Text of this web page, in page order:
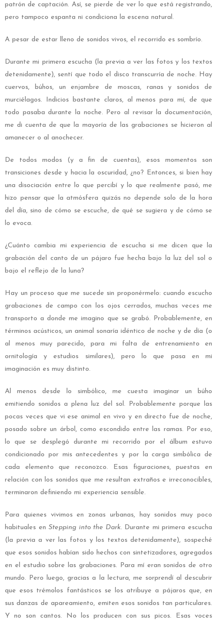
patrón de captación. Así, se pierde de ver lo que está registrando,
pero tampoco espanta ni condiciona la escena natural.
A pesar de estar lleno de sonidos vivos, el recorrido es sombrío.
Durante mi primera escucha (la previa a ver las fotos y los textos
detenidamente), sentí que todo el disco transcurría de noche. Hay
cuervos, búhos, un enjambre de moscas, ranas y sonidos de
murciélagos. Indicios bastante claros, al menos para mí, de que
todo pasaba durante la noche. Pero al revisar la documentación,
me di cuenta de que la mayoría de las grabaciones se hicieron al
amanecer o al anochecer.
De todos modos (y a fin de cuentas), esos momentos son
transiciones desde y hacia la oscuridad, ¿no? Entonces, si bien hay
una disociación entre lo que percibí y lo que realmente pasó, me
hizo pensar que la atmósfera quizás no depende solo de la hora
del día, sino de cómo se escuche, de qué se sugiera y de cómo se
lo evoca.
¿Cuánto cambia mi experiencia de escucha si me dicen que la
grabación del canto de un pájaro fue hecha bajo la luz del sol o
bajo el reflejo de la luna?
Hay un proceso que me sucede sin proponérmelo: cuando escucho
grabaciones de campo con los ojos cerrados, muchas veces me
transporto a donde me imagino que se grabó. Probablemente, en
términos acústicos, un animal sonaría idéntico de noche y de día (o
al menos muy parecido, para mi falta de entrenamiento en
ornitología y estudios similares), pero lo que pasa en mi
imaginación es muy distinto.
Al menos desde lo simbólico, me cuesta imaginar un búho
emitiendo sonidos a plena luz del sol. Probablemente porque las
pocas veces que vi ese animal en vivo y en directo fue de noche,
posado sobre un árbol, como escondido entre las ramas. Por eso,
lo que se desplegó durante mi recorrido por el álbum estuvo
condicionado por mis antecedentes y por la carga simbólica de
cada elemento que reconozco. Esas figuraciones, puestas en
relación con los sonidos que me resultan extraños e irreconocibles,
terminaron definiendo mi experiencia sensible.
Para quienes vivimos en zonas urbanas, hay sonidos muy poco
habituales enStepping into the Dark. Durante mi primera escucha
(la previa a ver las fotos y los textos detenidamente), sospeché
que esos sonidos habían sido hechos con sintetizadores, agregados
en el estudio sobre las grabaciones. Para mí eran sonidos de otro
mundo. Pero luego, gracias a la lectura, me sorprendí al descubrir
que esos trémolos fantásticos se los atribuye a pájaros que, en
sus danzas de apareamiento, emiten esos sonidos tan particulares.
Y no son cantos. No los producen con sus picos. Esas voces